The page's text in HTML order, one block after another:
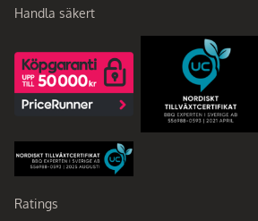
Handla säkert
Ratings